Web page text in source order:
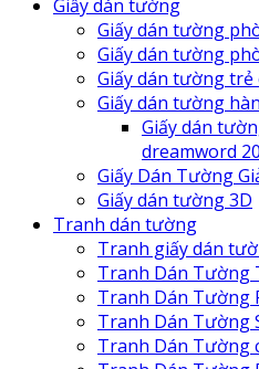
Giấy dán tường
Giấy dán tường
Giấy dán tường
Giấy dán tường trẻ
Giấy dán tường
Giấy dán
dreamword
Giấy Dán Tường
Giấy dán tường 3D
Tranh dán tường
Tranh giấy dán
Tranh Dán Tường
Tranh Dán Tường
Tranh Dán Tường
Tranh Dán Tường